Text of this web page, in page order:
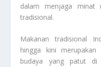
dalam menjaga minat
tradisional.
Makanan tradisional
hingga kini
budaya yang patut di